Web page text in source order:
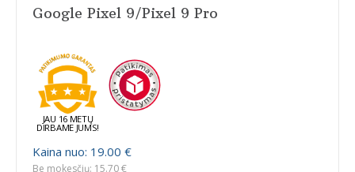
Google Pixel 9/Pixel 9 Pro
JAU 16 METŲ
DIRBAME JUMS!
Kaina nuo: 19.00 €
Be mokesčių: 15.70 €